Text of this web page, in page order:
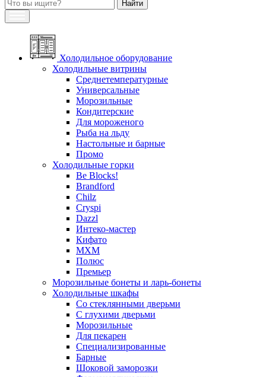
Холодильное оборудование
Холодильные витрины
Среднетемпературные
Универсальные
Морозильные
Кондитерские
Для мороженого
Рыба на льду
Настольные и барные
Промо
Холодильные горки
Be Blocks!
Brandford
Chilz
Cryspi
Dazzl
Интеко-мастер
Кифато
МХМ
Полюс
Премьер
Морозильные бонеты и ларь-бонеты
Холодильные шкафы
Со стеклянными дверьми
С глухими дверьми
Морозильные
Для пекарен
Специализированные
Барные
Шоковой заморозки